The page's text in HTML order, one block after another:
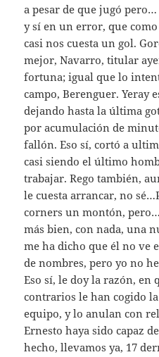
a pesar de que jugó
y sí en un error, que
casi nos cuesta un gol.
mejor, Navarro, titular
fortuna; igual que lo
campo, Berenguer. Yeray
dejando hasta la última
por acumulación de
fallón. Eso sí, cortó a
casi siendo el último
trabajar. Rego también,
le cuesta arrancar, no
corners un montón,
más bien, con nada, una
me ha dicho que él no ve
de nombres, pero yo no
Eso sí, le doy la razón, en
contrarios le han cogido
equipo, y lo anulan con
Ernesto haya sido capaz
hecho, llevamos ya, 17